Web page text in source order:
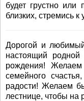
будет грустно
близких, стремись к
Дорогой и
настоящий
рождения! Желаем
семейного
радости! Желаем
лестнице, чтобы на